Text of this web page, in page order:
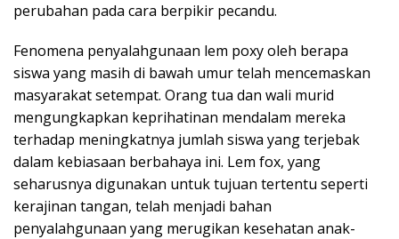
perubahan pada cara berpikir pecandu.
Fenomena penyalahgunaan lem poxy oleh berapa
siswa yang masih di bawah umur telah mencemaskan
masyarakat setempat. Orang tua dan wali murid
mengungkapkan keprihatinan mendalam mereka
terhadap meningkatnya jumlah siswa yang terjebak
dalam kebiasaan berbahaya ini. Lem fox, yang
seharusnya digunakan untuk tujuan tertentu seperti
kerajinan tangan, telah menjadi bahan
penyalahgunaan yang merugikan kesehatan anak-